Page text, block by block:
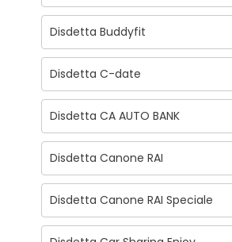
Disdetta Buddyfit
Disdetta C-date
Disdetta CA AUTO BANK
Disdetta Canone RAI
Disdetta Canone RAI Speciale